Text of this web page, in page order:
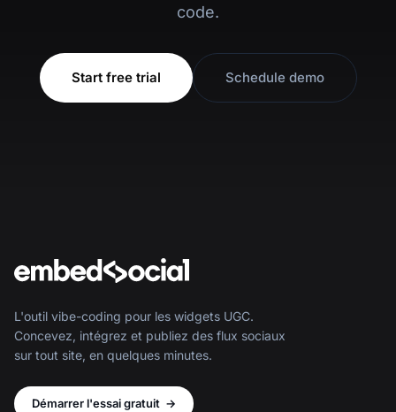
code.
Start free trial Schedule demo
L'outil vibe-coding pour les widgets UGC.
Concevez, intégrez et publiez des flux sociaux
sur tout site, en quelques minutes.
Démarrer l'essai gratuit →